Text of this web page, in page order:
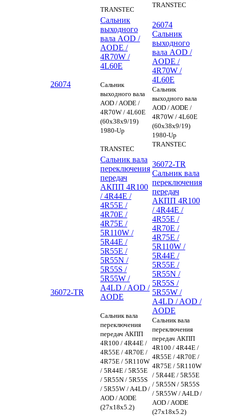
TRANSTEC
TRANSTEC
26074
Сальник
выходного
вала AOD /
AODE /
4R70W /
4L60E
Сальник
выходного вала
AOD / AODE /
4R70W / 4L60E
(60x38x9/19)
1980-Up
TRANSTEC
26074
Сальник
выходного
вала AOD /
AODE /
4R70W /
4L60E
Сальник
выходного вала
AOD / AODE /
4R70W / 4L60E
(60x38x9/19)
1980-Up
TRANSTEC
36072-TR
Сальник вала
переключения
передач
АКПП 4R100
/ 4R44E /
4R55E /
4R70E /
4R75E /
5R110W /
5R44E /
5R55E /
5R55N /
5R55S /
5R55W /
A4LD / AOD /
AODE
Сальник вала
переключения
передач АКПП
4R100 / 4R44E /
4R55E / 4R70E /
4R75E / 5R110W
/ 5R44E / 5R55E
/ 5R55N / 5R55S
/ 5R55W / A4LD /
AOD / AODE
(27x18x5.2)
36072-TR
Сальник вала
переключения
передач
АКПП 4R100
/ 4R44E /
4R55E /
4R70E /
4R75E /
5R110W /
5R44E /
5R55E /
5R55N /
5R55S /
5R55W /
A4LD / AOD /
AODE
Сальник вала
переключения
передач АКПП
4R100 / 4R44E /
4R55E / 4R70E /
4R75E / 5R110W
/ 5R44E / 5R55E
/ 5R55N / 5R55S
/ 5R55W / A4LD /
AOD / AODE
(27x18x5.2)